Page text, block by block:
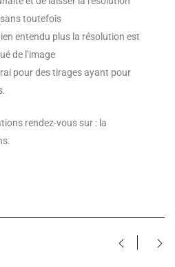
toutefois
entendu plus la résolution est
de l’image
pour des tirages ayant pour
rendez-vous sur : la
.